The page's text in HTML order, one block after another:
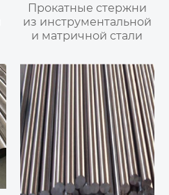
Прокатные стержни
из инструментальной
и матричной стали